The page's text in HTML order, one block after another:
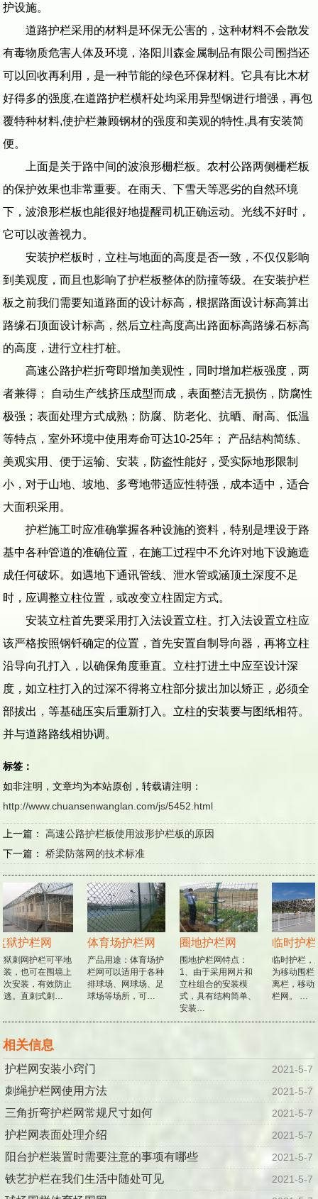
护设施。
道路护栏采用的材料是环保无公害的，这种材料不会散发
有毒物质危害人体及环境，洛阳川森金属制品有限公司围挡还
可以回收再利用，是一种节能的绿色环保材料。它具有比木材
好得多的强度,在道路护栏横杆处均采用异型钢进行增强，再包
覆特种材料,使护栏兼顾钢材的强度和美观的特性,具有安装简
便。
上面是关于路中间的波浪形栅栏板。农村公路两侧栅栏板
的保护效果也非常重要。在雨天、下雪天等恶劣的自然环境
下，波浪形栏板也能很好地提醒司机正确运动。光线不好时，
它可以改善视力。
安装护栏板时，立柱与地面的高度是否一致，不仅仅影响
到美观度，而且也影响了护栏板整体的防撞等级。在安装护栏
板之前我们需要知道路面的设计标高，根据路面设计标高算出
路缘石顶面设计标高，然后立柱高度高出路面标高路缘石标高
的高度，进行立柱打桩。
高速公路护栏折弯即增加美观性，同时增加栏板强度，两
者兼得； 自动生产线挤压成型而成，表面整洁无损伤，防腐性
极强；表面处理方式成熟；防腐、防老化、抗晒、耐高、低温
等特点，室外环境中使用寿命可达10-25年； 产品结构简练、
美观实用、便于运输、安装，防盗性能好，受实际地形限制
小，对于山地、坡地、多弯地带适应性特强，成本适中，适合
大面积采用。
护栏施工时应准确掌握各种设施的资料，特别是埋设于路
基中各种管道的准确位置，在施工过程中不允许对地下设施造
成任何破坏。如遇地下通讯管线、泄水管或涵顶土深度不足
时，应调整立柱位置，或改变立柱固定方式。
安装立柱首先要采用打入法设置立柱。打入法设置立柱应
该严格按照钢钎确定的位置，首先安置自制导向器，再将立柱
沿导向孔打入，以确保角度垂直。立柱打进土中应至设计深
度，如立柱打入的过深不得将立柱部分拔出加以矫正，必须全
部拔出，等基础压实后重新打入。立柱的安装要与图纸相符。
并与道路路线相协调。
标签：
如非注明，文章均为本站原创，转载请注明：
http://www.chuansenwanglan.com/js/5452.html
上一篇：高速公路护栏板使用波形护栏板的原因
下一篇：桥梁防落网的技术标准
护栏网
刺网护栏可平地
，也可在围墙上
安装，有效防止
。直刺式刺…
体育场护栏网
产品用途：体育场护
栏网可以适用于各种
排球场、网球场、足
球场等场所，可…
圈地护栏网
围地护栏网特点：
1、由于采用网片和
立柱组合的安装模
式，具有结构简单、
安装…
临时护栏
临时护栏，
为移动围栏
离栏，移动
栏网。 …
相关信息
护栏网安装小窍门 2021-5-7
刺绳护栏网使用方法 2021-5-7
三角折弯护栏网常规尺寸如何 2021-5-7
护栏网表面处理介绍 2021-5-7
阳台护栏装置时需要注意的事项有哪些 2021-5-7
铁艺护栏在我们生活中随处可见 2021-5-7